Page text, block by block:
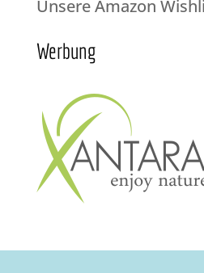
Unsere Amazon
Werbung